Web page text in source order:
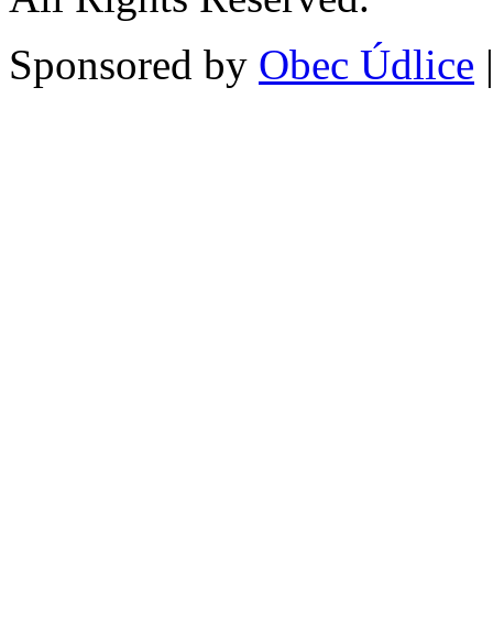
Sponsored by Obec Údlice